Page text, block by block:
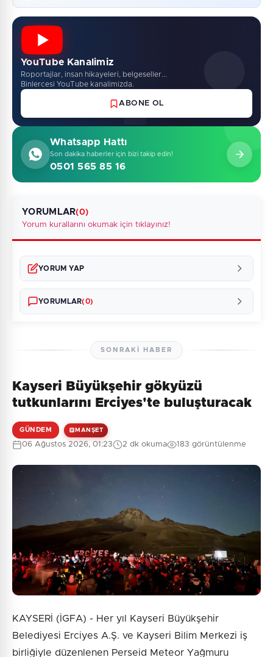
YouTube Kanalimiz
Roportajlar, insan hikayeleri, belgeseller...
Binlercesi YouTube kanalimizda.
ABONE OL
Whatsapp Hattı
Son dakika haberler için bizi takip edin!
0501 565 85 16
YORUMLAR(0)
Yorum kurallarını okumak için tıklayınız!
YORUM YAP
Gönder
YORUMLAR(0)
Henüz yorum yapılmamış. İlk yorumu siz yapın!
SONRAKI HABER
Kayseri Büyükşehir gökyüzü
tutkunlarını Erciyes'te buluşturacak
GÜNDEM MANŞET
06 Ağustos 2026, 01:23 2 dk okuma 183 görüntülenme
KAYSERİ (İGFA) - Her yıl Kayseri Büyükşehir
Belediyesi Erciyes A.Ş. ve Kayseri Bilim Merkezi iş
birliğiyle düzenlenen Perseid Meteor Yağmuru